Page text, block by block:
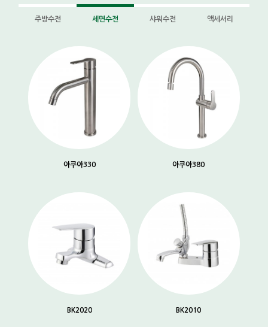
주방수전 세면수전 샤워수전 액세서리
아쿠아330 아쿠아380
BK2020 BK2010